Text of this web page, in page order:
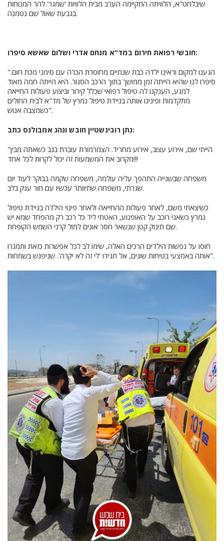
שיבלחט"א, הלוויתה התקיימה הערב מבית הלוויות 'שמגר' להר המנוחות
בגבעת שאול שם נטמנה.
חובשי רפואת חירום במד"א מנחם אדרי ושלום שאשא סיפרו:
"הגענו למקום וראינו ילדה כבת שנתיים מחוסרת הכרה עם סימני מכת חום.
סיפרו לנו שהיא הייתה זמן ממושך בתוך הרכב הסגור. היא הייתה חמה מאוד
למגע, הענקנו לה טיפול רפואי שכלל קירור וביצוע פעולות החייאה
מתקדמות ופינינו אותה בניידת טיפול נמרץ של מד"א לבית החולים
כשמצבה אנוש".
נתן רובינשטיין חובש ונהג אמבולנס כתב:
"הייתי שם, אירוע עצוב, אירוע מחריד. הצמרמורת עוברת בגב כשאתה מבין
מקרוב את המשמעות זה יכול לקרות לכל אחד!!!
משפחה שבשנייה התהפך עליה עולמה, משפחה שקמה בבוקר לעוד יום
שגרתי, משפחה שתיוותר עכשיו עם חור ענק בלב.
כשיצאתי משם, לאחר פעולות ההחייאה ולאחר פינוי הילדה בניידת טיפול
נמרץ כשאני רוכב על האופנוע, האטתי ליד כל רכב רק מהפחד שמא יש
שם תינוק קטן שנשאר חסר אונים למול קרני השמש הקופחת.
חוסו על נפשות הילדים הרכים האלה, שימו לב לכל אפשרות כזאת ותמגרו
אותה באמצעי בטיחות שונים, אל תגידו 'לי זה לא יקרה'. שניפגש בשמחות".